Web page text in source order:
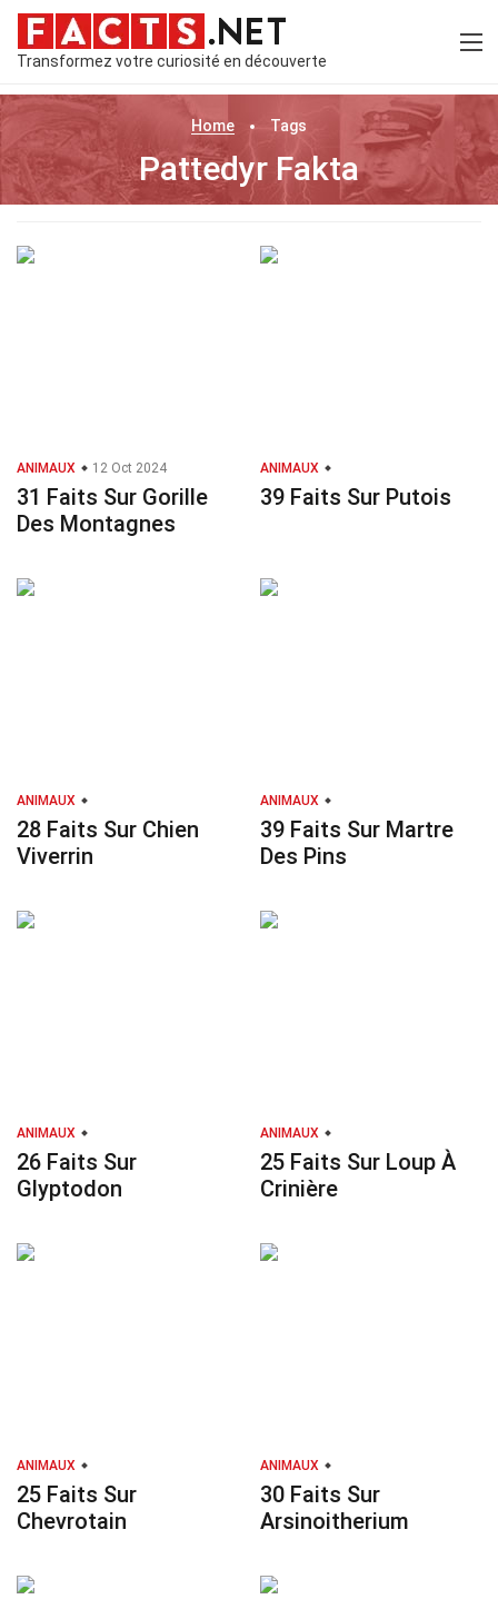
Transformez votre curiosité en découverte
Home Tags
Pattedyr Fakta
ANIMAUX 12 Oct 2024
31 Faits Sur Gorille
Des Montagnes
ANIMAUX
39 Faits Sur Putois
ANIMAUX
28 Faits Sur Chien
Viverrin
ANIMAUX
39 Faits Sur Martre
Des Pins
ANIMAUX
26 Faits Sur
Glyptodon
ANIMAUX
25 Faits Sur Loup À
Crinière
ANIMAUX
25 Faits Sur
Chevrotain
ANIMAUX
30 Faits Sur
Arsinoitherium